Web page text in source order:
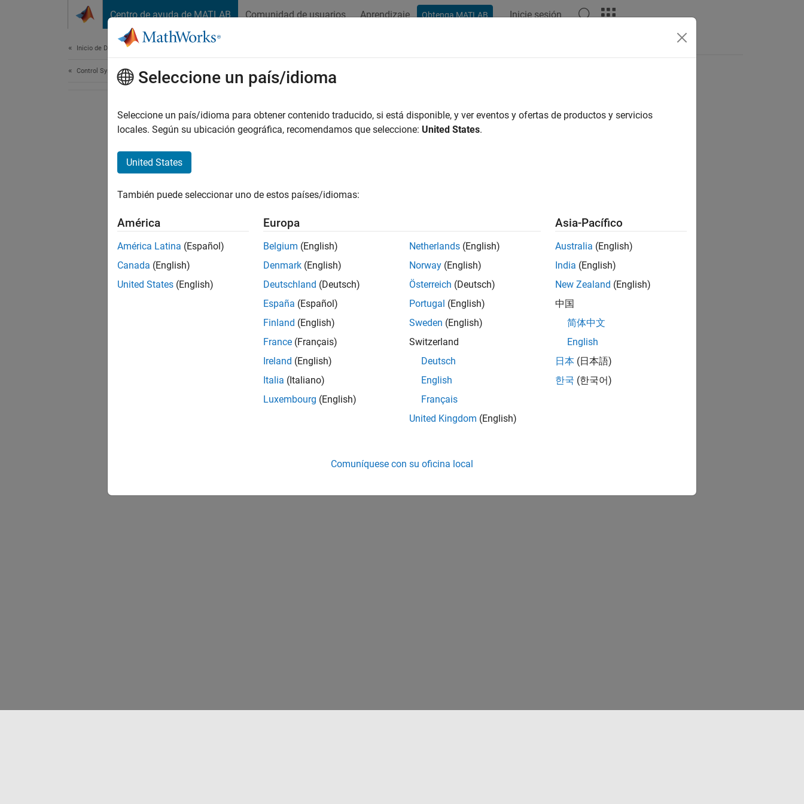
Centro de ayuda de MATLAB Comunidad de usuarios Aprendizaje Obtenga MATLAB Inicie sesión
Inicio de Documentación
Control Systems
How useful was this information?
Seleccione un país/idioma
Seleccione un país/idioma para obtener contenido traducido, si está disponible, y ver eventos y ofertas de productos y servicios
locales. Según su ubicación geográfica, recomendamos que seleccione: United States.
United States
También puede seleccionar uno de estos países/idiomas:
América
América Latina (Español)
Canada (English)
United States (English)
Europa
Belgium (English)
Denmark (English)
Deutschland (Deutsch)
España (Español)
Finland (English)
France (Français)
Ireland (English)
Italia (Italiano)
Luxembourg (English)
Netherlands (English)
Norway (English)
Österreich (Deutsch)
Portugal (English)
Sweden (English)
Switzerland
Deutsch
English
Français
United Kingdom (English)
Asia-Pacífico
Australia (English)
India (English)
New Zealand (English)
中国
简体中文
English
日本 (日本語)
한국 (한국어)
Comuníquese con su oficina local